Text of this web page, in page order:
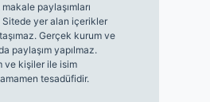
paylaşımları
Sitede yer alan içerikler
Gerçek kurum ve
paylaşım yapılmaz.
ve kişiler ile isim
tesadüfidir.